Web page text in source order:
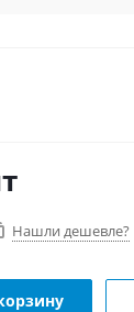
Нашли дешевле?